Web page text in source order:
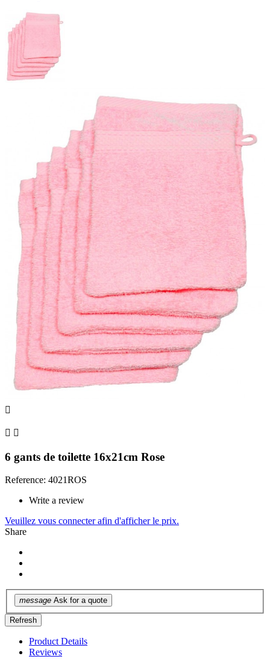

 
6 gants de toilette 16x21cm Rose
Reference: 4021ROS
Write a review
Veuillez vous connecter afin d'afficher le prix.
Share
message Ask for a quote
Product Details
Reviews